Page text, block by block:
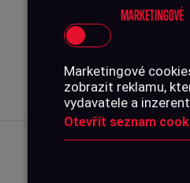
MARKETINGOVÉ
Marketingové
zobrazit reklamu,
vydavatele a
Otevřít seznam